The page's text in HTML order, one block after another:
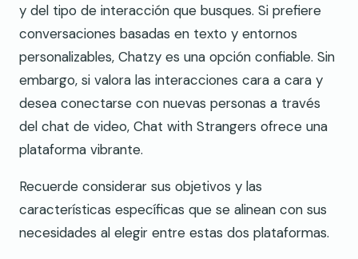
y del tipo de interacción que busques. Si prefiere
conversaciones basadas en texto y entornos
personalizables, Chatzy es una opción confiable. Sin
embargo, si valora las interacciones cara a cara y
desea conectarse con nuevas personas a través
del chat de video, Chat with Strangers ofrece una
plataforma vibrante.
Recuerde considerar sus objetivos y las
características específicas que se alinean con sus
necesidades al elegir entre estas dos plataformas.